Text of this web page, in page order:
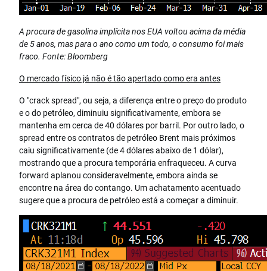
A procura de gasolina implícita nos EUA voltou acima da média
de 5 anos, mas para o ano como um todo, o consumo foi mais
fraco. Fonte: Bloomberg
O mercado físico já não é tão apertado como era antes
O "crack spread", ou seja, a diferença entre o preço do produto
e o do petróleo, diminuiu significativamente, embora se
mantenha em cerca de 40 dólares por barril. Por outro lado, o
spread entre os contratos de petróleo Brent mais próximos
caiu significativamente (de 4 dólares abaixo de 1 dólar),
mostrando que a procura temporária enfraqueceu. A curva
forward aplanou consideravelmente, embora ainda se
encontre na área do contango. Um achatamento acentuado
sugere que a procura de petróleo está a começar a diminuir.